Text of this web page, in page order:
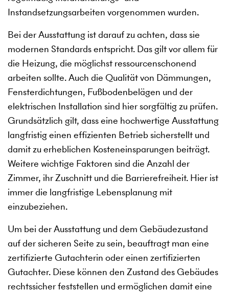
Instandsetzungsarbeiten vorgenommen wurden.
Bei der Ausstattung ist darauf zu achten, dass sie
modernen Standards entspricht. Das gilt vor allem für
die Heizung, die möglichst ressourcenschonend
arbeiten sollte. Auch die Qualität von Dämmungen,
Fensterdichtungen, Fußbodenbelägen und der
elektrischen Installation sind hier sorgfältig zu prüfen.
Grundsätzlich gilt, dass eine hochwertige Ausstattung
langfristig einen effizienten Betrieb sicherstellt und
damit zu erheblichen Kosteneinsparungen beiträgt.
Weitere wichtige Faktoren sind die Anzahl der
Zimmer, ihr Zuschnitt und die Barrierefreiheit. Hier ist
immer die langfristige Lebensplanung mit
einzubeziehen.
Um bei der Ausstattung und dem Gebäudezustand
auf der sicheren Seite zu sein, beauftragt man eine
zertifizierte Gutachterin oder einen zertifizierten
Gutachter. Diese können den Zustand des Gebäudes
rechtssicher feststellen und ermöglichen damit eine